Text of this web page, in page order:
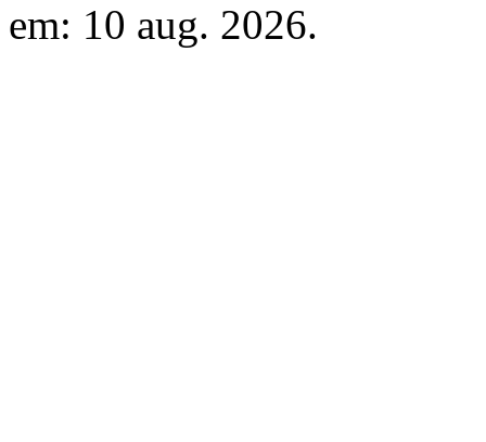
em: 10 aug. 2026.